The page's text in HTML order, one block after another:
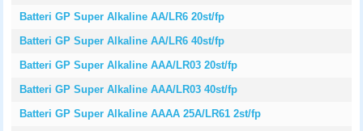
Batteri GP Super Alkaline AA/LR6 20st/fp
Batteri GP Super Alkaline AA/LR6 40st/fp
Batteri GP Super Alkaline AAA/LR03 20st/fp
Batteri GP Super Alkaline AAA/LR03 40st/fp
Batteri GP Super Alkaline AAAA 25A/LR61 2st/fp